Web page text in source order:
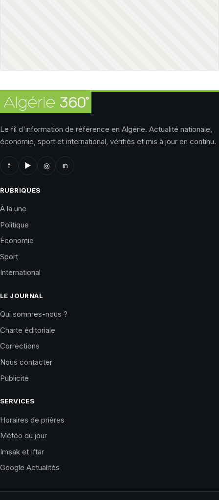
Le fil d'information de référence en Algérie. Actualité nationale,
économie, sport et international, vérifiés et mis à jour en continu.
f ▶ ◎ in
RUBRIQUES
À la une
Politique
Économie
Sport
International
LE JOURNAL
Qui sommes-nous ?
Charte éditoriale
Corrections
Nous contacter
Publicité
SERVICES
Horaires de prières
Météo du jour
Imsak et Iftar
Google Actualités